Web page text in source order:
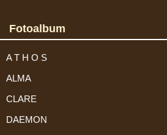
Fotoalbum
A T H O S
ALMA
CLARE
DAEMON